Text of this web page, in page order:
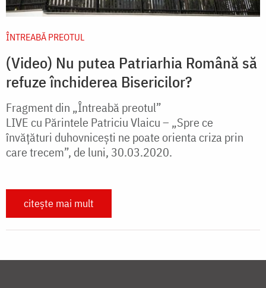
ÎNTREABĂ PREOTUL
(Video) Nu putea Patriarhia Română să
refuze închiderea Bisericilor?
Fragment din „Întreabă preotul”
LIVE cu Părintele Patriciu Vlaicu – „Spre ce
învățături duhovnicești ne poate orienta criza prin
care trecem”, de luni, 30.03.2020.
citește mai mult